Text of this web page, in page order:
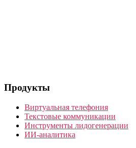
Продукты
Виртуальная телефония
Текстовые коммуникации
Инструменты лидогенерации
ИИ-аналитика